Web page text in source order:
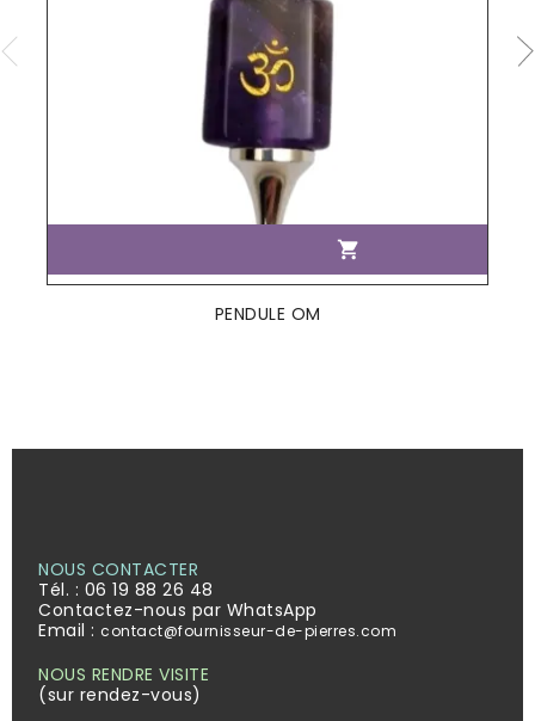

PENDULE OM
NOUS CONTACTER
Tél. : 06 19 88 26 48
Contactez-nous par WhatsApp
Email : contact@fournisseur-de-pierres.com
NOUS RENDRE VISITE
(sur rendez-vous)